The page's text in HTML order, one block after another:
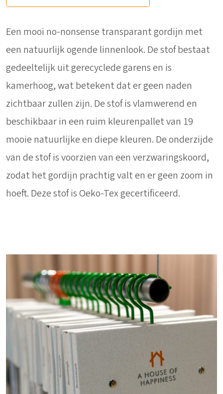
Een mooi no-nonsense transparant gordijn met
een natuurlijk ogende linnenlook. De stof bestaat
gedeeltelijk uit gerecyclede garens en is
kamerhoog, wat betekent dat er geen naden
zichtbaar zullen zijn. De stof is vlamwerend en
beschikbaar in een ruim kleurenpallet van 19
mooie natuurlijke en diepe kleuren. De onderzijde
van de stof is voorzien van een verzwaringskoord,
zodat het gordijn prachtig valt en er geen zoom in
hoeft. Deze stof is Oeko-Tex gecertificeerd.